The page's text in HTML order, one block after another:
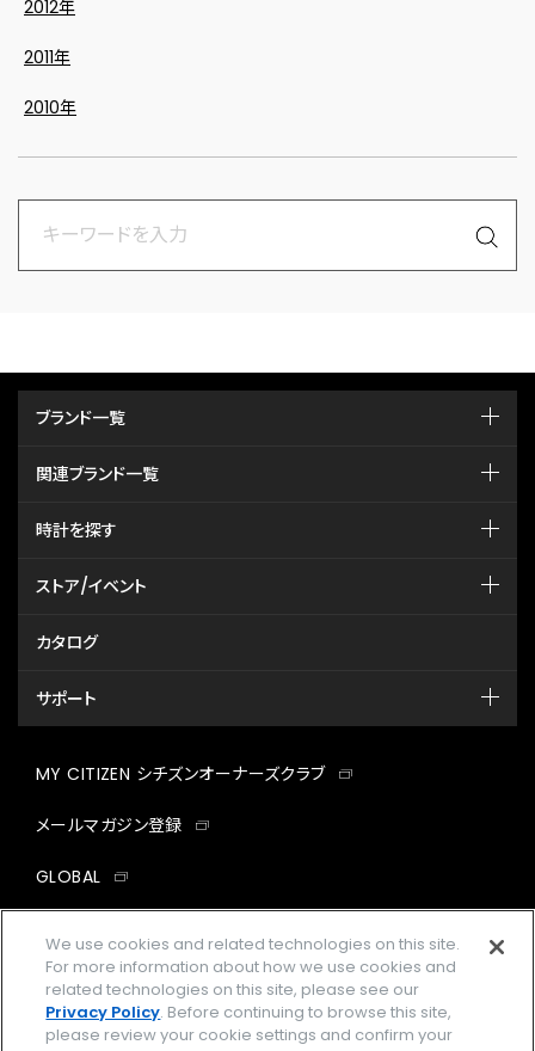
2012年
2011年
2010年
ブランド一覧
関連ブランド一覧
時計を探す
ストア/イベント
カタログ
サポート
MY CITIZEN シチズンオーナーズクラブ
メールマガジン登録
GLOBAL
facebookinstagramtwitter
企業情報 ご利用規約
We use cookies and related technologies on this site.
For more information about how we use cookies and
related technologies on this site, please see our
Privacy Policy. Before continuing to browse this site,
please review your cookie settings and confirm your